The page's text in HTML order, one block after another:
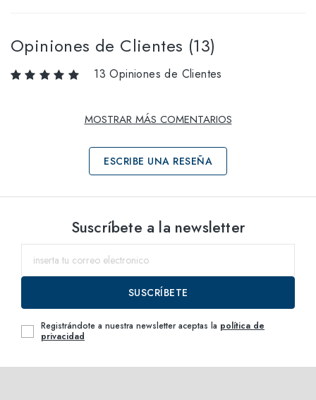
Opiniones de Clientes (13)
13 Opiniones de Clientes
MOSTRAR MÁS COMENTARIOS
ESCRIBE UNA RESEÑA
Selecciona tallas
49
dentro del
dentro del
dentro del
Suscríbete a la newsletter
SUSCRÍBETE
Registrándote a nuestra newsletter aceptas la política de
privacidad